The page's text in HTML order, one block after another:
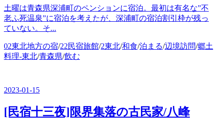
土曜は青森県深浦町のペンションに宿泊。最初は有名な”不
老ふ死温泉”に宿泊を考えたが、深浦町の宿泊割引枠が残っ
ていない。そ...
カ
テ
ー
02東北地方の宿/22民宿旅館/2東北/和食/泊まる/辺境訪問/郷土
料理-東北/青森県/飲む
2023-01-15
[民宿十三夜]限界集落の古民家/八峰